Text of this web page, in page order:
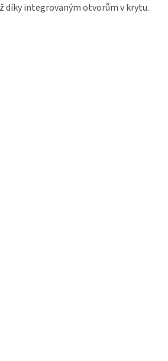
díky integrovaným otvorům v krytu.